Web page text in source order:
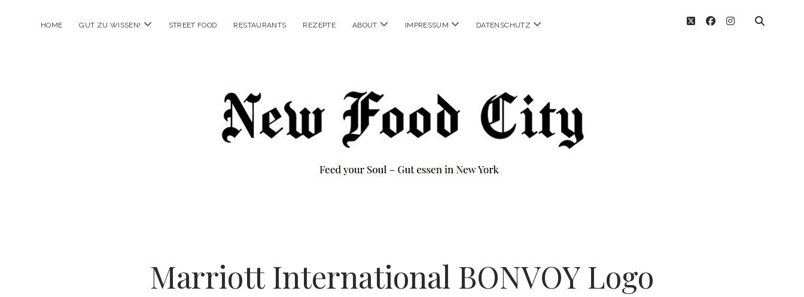
HOME GUT ZU WISSEN! Menü
STREET FOOD RESTAURANTS REZEPTE ABOUT Menü
IMPRESSUM Menü
DATENSCHUTZ Menü
twitterfacebook
instagram
Marriott International BONVOY Logo